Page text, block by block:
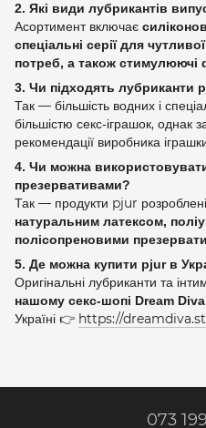
2. Які види лубрикантів
Асортимент включає
спеціальні серії для
потреб, а також стимулюючі
3. Чи підходять лубриканти
Так — більшість водних і
більшістю секс‑іграшок, однак
рекомендації виробника
4. Чи можна
презервативами?
Так — продукти pjur
натуральним латексом,
полісопреновими
5. Де можна купити pjur в
Оригінальні лубриканти та
нашому секс‑шопі Dream
Україні 👉 https://
073